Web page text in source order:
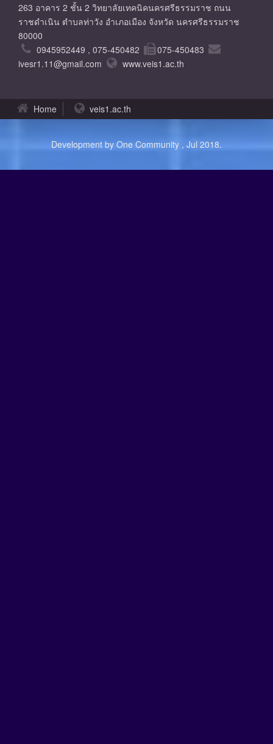
263 อาคาร 2 ชั้น 2 วิทยาลัยเทคนิคนครศรีธรรมราช ถนน
ราชดำเนิน ตำบลท่าวัง อำเภอเมือง จังหวัด นครศรีธรรมราช
80000
0945952449 , 075-450482
075-450483
ivesr1.11@gmail.com
www.veis1.ac.th
Home veis1.ac.th
Development by One Community , Jul 2018.